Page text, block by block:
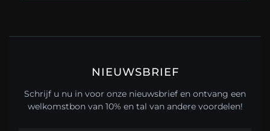
NIEUWSBRIEF
Schrijf u nu in voor onze nieuwsbrief en ontvang een
welkomstbon van 10% en tal van andere voordelen!